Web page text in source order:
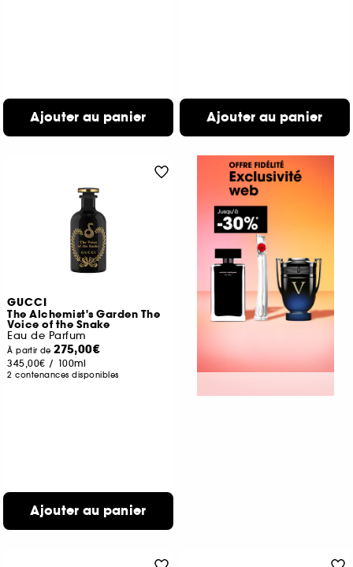
Ajouter au panier Ajouter au panier
GUCCI
The Alchemist's Garden The
Voice of the Snake
Eau de Parfum
À partir de275,00€
345,00€ / 100ml
2 contenances disponibles
Ajouter au panier